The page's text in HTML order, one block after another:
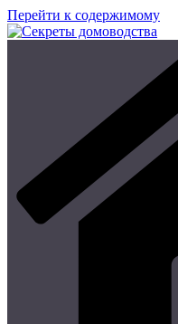
Перейти к содержимому